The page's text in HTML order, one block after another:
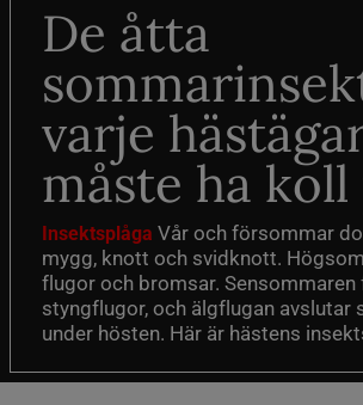
De åtta
varje
måste ha koll
Insektsplåga Vår och försommar
mygg, knott och svidknott.
flugor och bromsar. Sensommaren
styngflugor, och älgflugan avslutar
under hösten. Här är hästens